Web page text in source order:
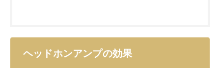
ヘッドホンアンプの効果